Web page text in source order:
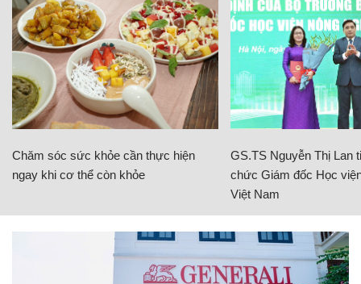
Chăm sóc sức khỏe cần thực hiện
ngay khi cơ thể còn khỏe
GS.TS Nguyễn Thị Lan
chức Giám đốc Học
Việt Nam